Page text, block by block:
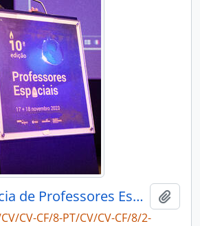
10.ª Conferência de Professores Espaciais
CV-CF/8-PT/CV/CV-CF/8/2-